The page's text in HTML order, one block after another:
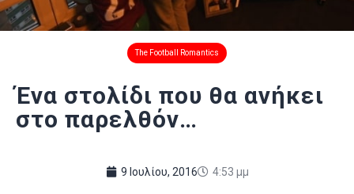
The Football Romantics
Ένα στολίδι που θα ανήκει
στο παρελθόν…
9 Ιουλίου, 2016 4:53 μμ